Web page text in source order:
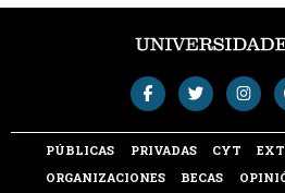
PÚBLICAS PRIVADAS CYT
ORGANIZACIONES
BECAS